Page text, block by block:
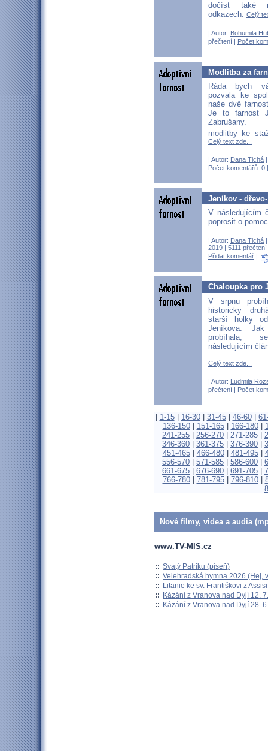
dočíst také
odkazech. Celý
| Autor: Bohumila
přečtení | Počet
Modlitba za
Ráda bych
pozvala ke
naše dvě
Je to farnost
Zabrušany.
modlitby ke
Celý text zde...
| Autor: Dana Tichá
Počet komentářů: 0
Jeníkov -
V následujícím
poprosit o
| Autor: Dana Tichá
2019 | 5111
Přidat komentář
Chaloupka pro
V srpnu
historicky
starší holky
Jeníkova.
probíhala,
následujícím
Celý text zde...
| Autor: Ludmila
přečtení | Počet
1-15| 16-30| 31-45| 46-60|
136-150| 151-165| 166-180|
241-255
256-270 271-285
346-360
361-375 376-390
451-465| 466-480| 481-495|
556-570
571-585 586-600
661-675
676-690 691-705
766-780| 781-795| 796-810|
Nové filmy, videa a audia
www.TV-MIS.cz
:: Svatý Patriku (píseň)
:: Velehradská hymna 2026 (Hej,
:: Litanie ke sv. Františkovi z
:: Kázání z Vranova nad Dyjí 12.
:: Kázání z Vranova nad Dyjí 28.